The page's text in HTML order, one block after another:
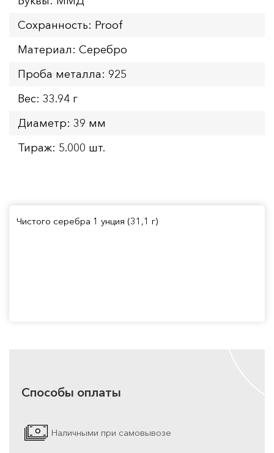
Сохранность: Proof
Материал: Серебро
Проба металла: 925
Вес: 33.94 г
Диаметр: 39 мм
Тираж: 5.000 шт.
Чистого серебра 1 унция (31,1 г)
Способы оплаты
Наличными при самовывозе